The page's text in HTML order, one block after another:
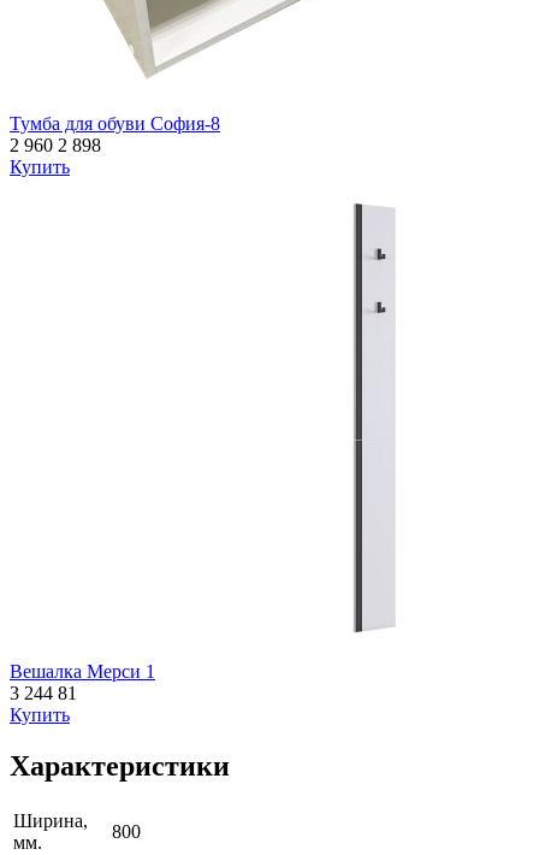
Тумба для обуви София-8
2 960 2 898
Купить
Вешалка Мерси 1
3 244 81
Купить
Характеристики
Ширина,
мм.
800